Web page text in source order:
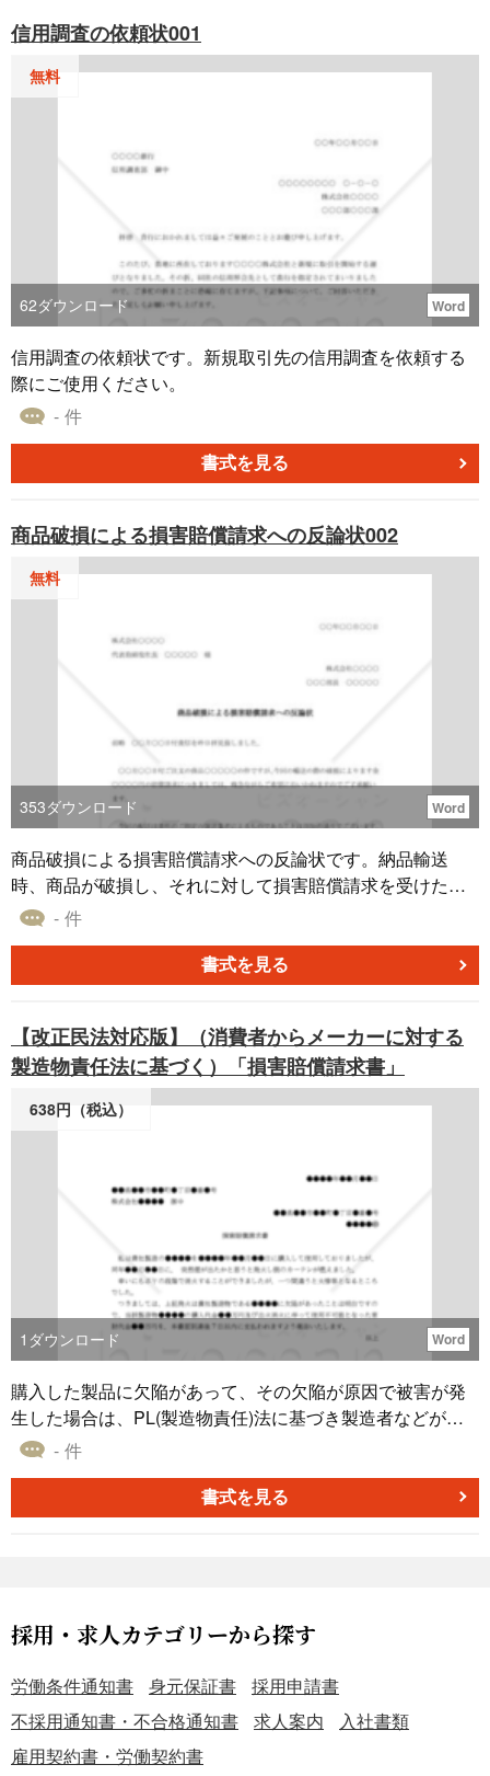
信用調査の依頼状001
無料
62ダウンロード Word
信用調査の依頼状です。新規取引先の信用調査を依頼する
際にご使用ください。
- 件
書式を見る
商品破損による損害賠償請求への反論状002
無料
353ダウンロード Word
商品破損による損害賠償請求への反論状です。納品輸送
時、商品が破損し、それに対して損害賠償請求を受けた際
の反論状としてご使用ください。
- 件
書式を見る
【改正民法対応版】（消費者からメーカーに対する
製造物責任法に基づく）「損害賠償請求書」
638円（税込）
1 ダウンロード Word
購入した製品に欠陥があって、その欠陥が原因で被害が発
生した場合は、PL(製造物責任)法に基づき製造者などが損
害賠償責任を負います。この場合、一般の不法行為と異な
賠償を請求することができます。 損害賠償を請求する場合
は、被害の状況と損害額等を簡潔に記載するだけで十分で
す。
- 件
書式を見る
採用・求人カテゴリーから探す
労働条件通知書 身元保証書
採用申請書
不採用通知書・不合格通知書
求人案内
入社書類
雇用契約書・労働契約書